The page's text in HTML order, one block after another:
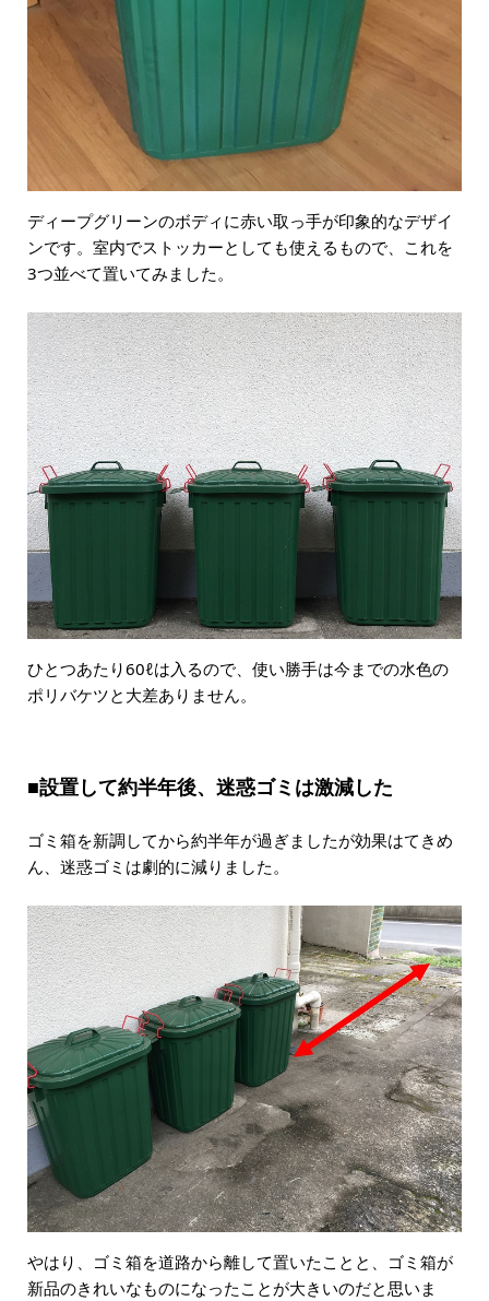
ディープグリーンのボディに赤い取っ手が印象的なデザイ
ンです。室内でストッカーとしても使えるもので、これを
3つ並べて置いてみました。
ひとつあたり60ℓは入るので、使い勝手は今までの水色の
ポリバケツと大差ありません。
■設置して約半年後、迷惑ゴミは激減した
ゴミ箱を新調してから約半年が過ぎましたが効果はてきめ
ん、迷惑ゴミは劇的に減りました。
やはり、ゴミ箱を道路から離して置いたことと、ゴミ箱が
新品のきれいなものになったことが大きいのだと思いま